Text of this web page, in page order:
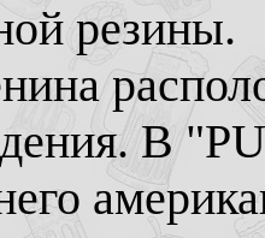
резины.
В